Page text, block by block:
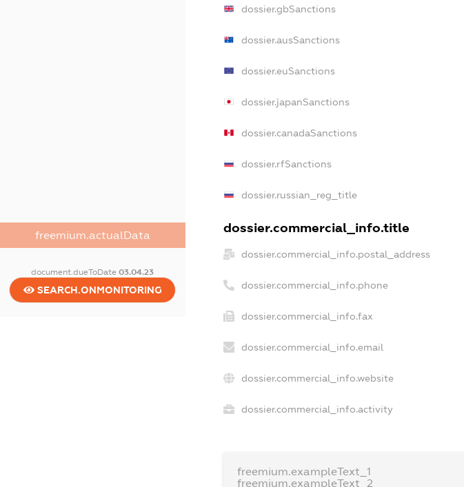
freemium.actualData
document.dueToDate03.04.23
SEARCH.ONMONITORING
dossier.gbSanctions
dossier.ausSanctions
dossier.euSanctions
dossier.japanSanctions
dossier.canadaSanctions
dossier.rfSanctions
dossier.russian_reg_title
dossier.commercial_info.title
dossier.commercial_info.postal_address
dossier.commercial_info.phone
dossier.commercial_info.fax
dossier.commercial_info.email
dossier.commercial_info.website
dossier.commercial_info.activity
freemium.exampleText_1
freemium.exampleText_2